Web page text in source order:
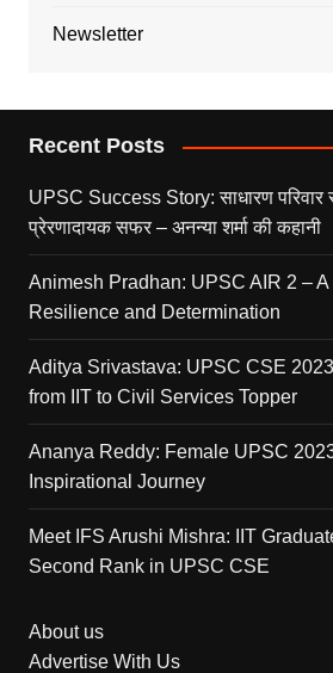
Newsletter
Recent Posts
UPSC Success Story: साधारण
प्रेरणादायक सफर – अनन्या शर्मा की कहानी
Animesh Pradhan: UPSC AIR 2 –
Resilience and Determination
Aditya Srivastava: UPSC CSE
from IIT to Civil Services Topper
Ananya Reddy: Female UPSC
Inspirational Journey
Meet IFS Arushi Mishra: IIT
Second Rank in UPSC CSE
About us
Advertise With Us